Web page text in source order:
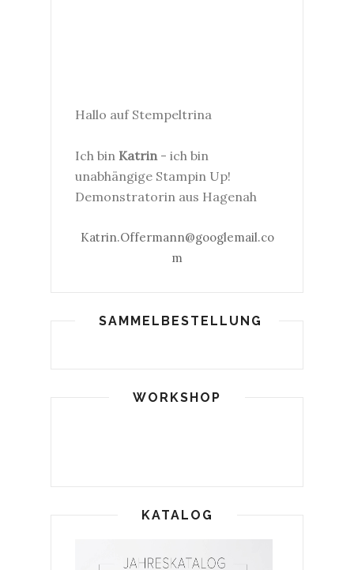
Hallo auf Stempeltrina
Ich bin Katrin- ich bin
unabhängige Stampin Up!
Demonstratorin aus Hagenah
Katrin.Offermann@googlemail.co
m
SAMMELBESTELLUNG
WORKSHOP
KATALOG